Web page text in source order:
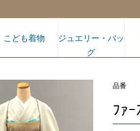
こども着物
ジュエリー・バッ
グ
品番
ﾌｧ